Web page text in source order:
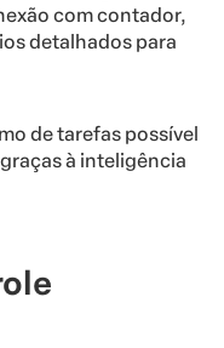
com contador,
detalhados para
de tarefas possível
à inteligência